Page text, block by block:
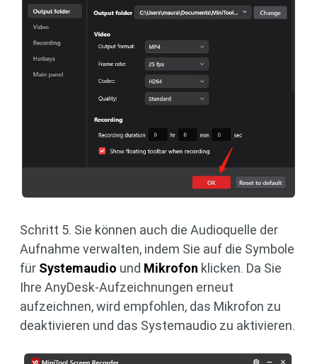
Schritt 5. Sie können auch die Audioquelle der
Aufnahme verwalten, indem Sie auf die Symbole
für Systemaudio und Mikrofon klicken. Da Sie
Ihre AnyDesk-Aufzeichnungen erneut
aufzeichnen, wird empfohlen, das Mikrofon zu
deaktivieren und das Systemaudio zu aktivieren.